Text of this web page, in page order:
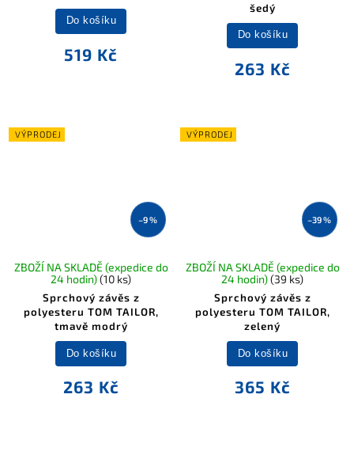
519 Kč
Do košíku
šedý
263 Kč
Do košíku
VÝPRODEJ
–9 %
Sprchový závěs z
polyesteru TOM TAILOR,
tmavě modrý
ZBOŽÍ NA SKLADĚ (expedice do
24 hodin)(10 ks)
263 Kč
Do košíku
VÝPRODEJ
–39 %
Sprchový závěs z
polyesteru TOM TAILOR,
zelený
ZBOŽÍ NA SKLADĚ (expedice do
24 hodin)(39 ks)
365 Kč
Do košíku